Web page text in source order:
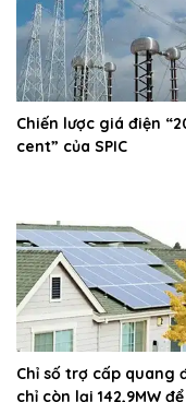
Chiến lược giá điện
cent” của SPIC
Chỉ số trợ cấp quang
chỉ còn lại 142,9MW